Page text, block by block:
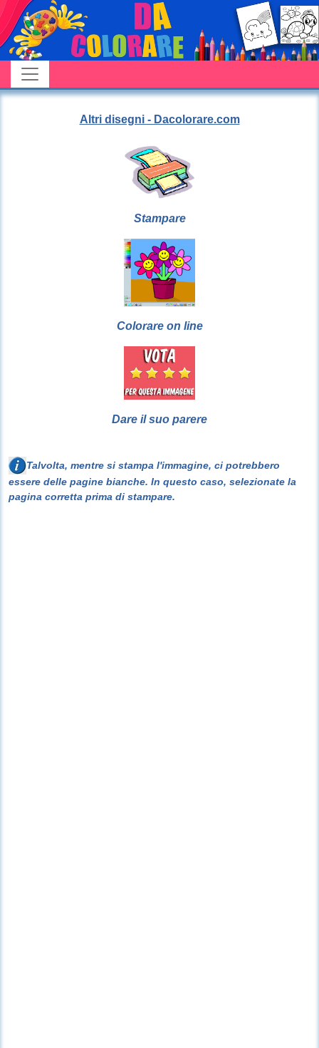
Altri disegni - Dacolorare.com
Stampare
Colorare on line
Dare il suo parere
Talvolta, mentre si stampa l'immagine, ci potrebbero
essere delle pagine bianche. In questo caso, selezionate la
pagina corretta prima di stampare.